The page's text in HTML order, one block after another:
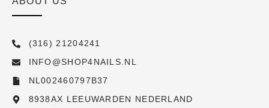
(316) 21204241
INFO@SHOP4NAILS.NL
NL002460797B37
8938AX LEEUWARDEN NEDERLAND